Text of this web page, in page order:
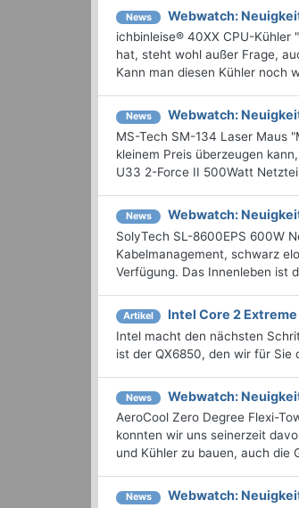
News Webwatch:
ichbinleise® 40XX CPU-Kühler
hat, steht wohl außer Frage,
Kann man diesen Kühler noch
News Webwatch:
MS-Tech SM-134 Laser Maus
kleinem Preis überzeugen
U33 2-Force II 500Watt
News Webwatch:
SolyTech SL-8600EPS 600W
Kabelmanagement, schwarz
Verfügung. Das Innenleben ist
Artikel Intel Core 2
Intel macht den nächsten
ist der QX6850, den wir für Sie
News Webwatch:
AeroCool Zero Degree Flexi-
konnten wir uns seinerzeit
und Kühler zu bauen, auch die
News Webwatch: